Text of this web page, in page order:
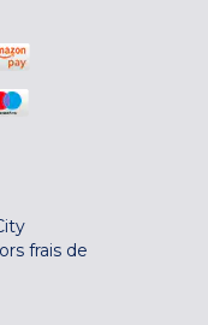
frais de